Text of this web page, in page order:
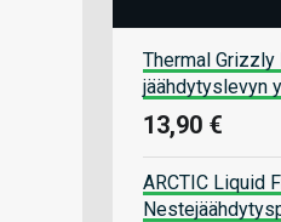
Thermal
jäähdytyslevyn
13,90 €
ARCTIC Liquid